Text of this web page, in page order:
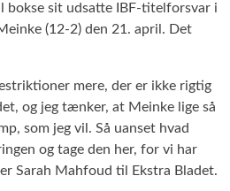
bokse sit udsatte IBF-titelforsvar i
(12-2) den 21. april. Det
mere, der er ikke rigtig
og jeg tænker, at Meinke lige så
som jeg vil. Så uanset hvad
og tage den her, for vi har
Sarah Mahfoud til Ekstra Bladet.